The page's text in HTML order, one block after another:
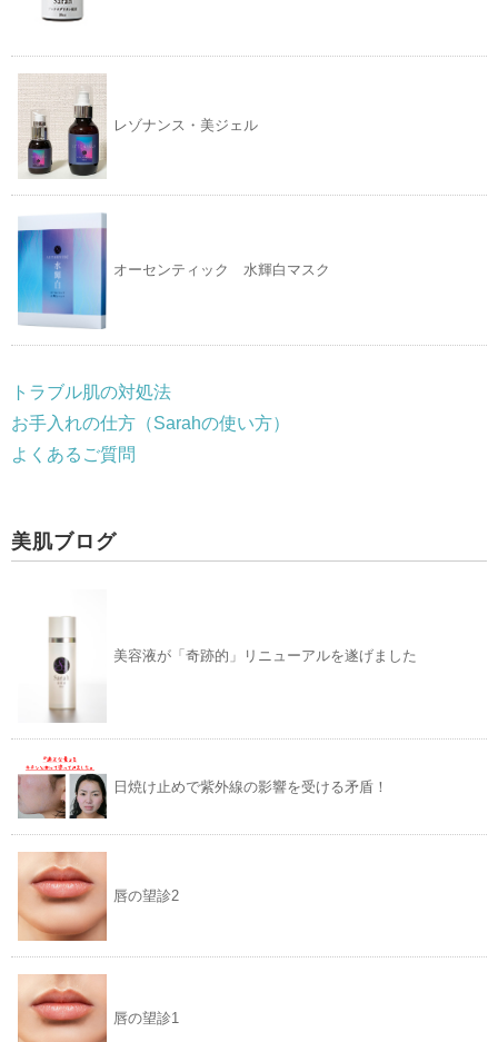
レゾナンス・美ジェル
オーセンティック 水輝白マスク
トラブル肌の対処法
お手入れの仕方（Sarahの使い方）
よくあるご質問
美肌ブログ
美容液が「奇跡的」リニューアルを遂げました
日焼け止めで紫外線の影響を受ける矛盾！
唇の望診2
唇の望診1